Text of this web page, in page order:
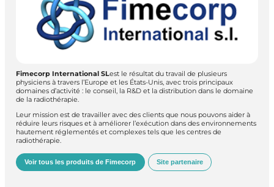
Fimecorp International SLest le résultat du travail de plusieurs
physiciens à travers l’Europe et les États-Unis, avec trois principaux
domaines d’activité : le conseil, la R&D et la distribution dans le domaine
de la radiothérapie.
Leur mission est de travailler avec des clients que nous pouvons aider à
réduire leurs risques et à améliorer l’exécution dans des environnements
hautement réglementés et complexes tels que les centres de
radiothérapie.
Voir tous les produits de Fimecorp Site partenaire